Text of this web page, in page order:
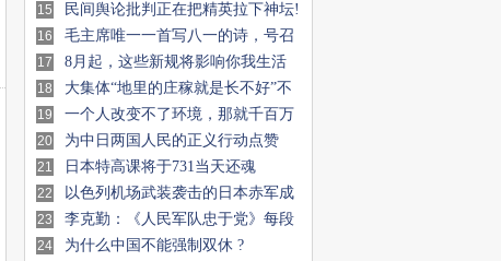
如何保障正常休息？
住了17年的“陋室”，才读懂什么叫“为人
民”
15 民间舆论批判正在把精英拉下神坛!
16 毛主席唯一一首写八一的诗，号召
全牟，饱含深意
17 8月起，这些新规将影响你我生活
18 大集体“地里的庄稼就是长不好”不
符合事实
19 一个人改变不了环境，那就千百万
人一起
20 为中日两国人民的正义行动点赞
21 日本特高课将于731当天还魂
22 以色列机场武装袭击的日本赤军成
员冈本公三去世 终年78岁！
23 李克勤：《人民军队忠于党》每段
歌词末尾都是这两句
24 为什么中国不能强制双休 ?